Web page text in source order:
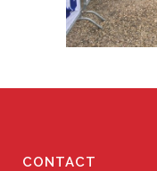
CONTACT